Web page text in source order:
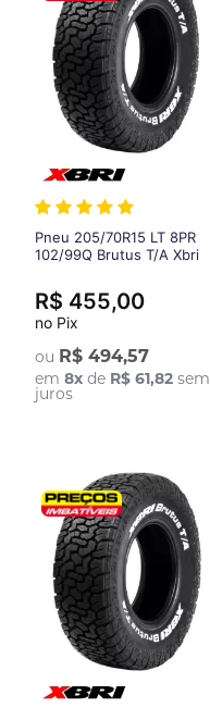
Pneu 205/70R15 LT 8PR
102/99Q Brutus T/A Xbri
ou R$ 494,57
em8x de R$ 61,82 sem
juros
R$ 455,00
no Pix